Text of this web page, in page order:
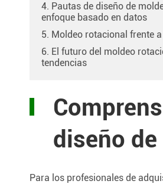
4. Pautas de diseño de
enfoque basado en datos
5. Moldeo rotacional frente
6. El futuro del moldeo
tendencias
diseño
Para los profesionales de